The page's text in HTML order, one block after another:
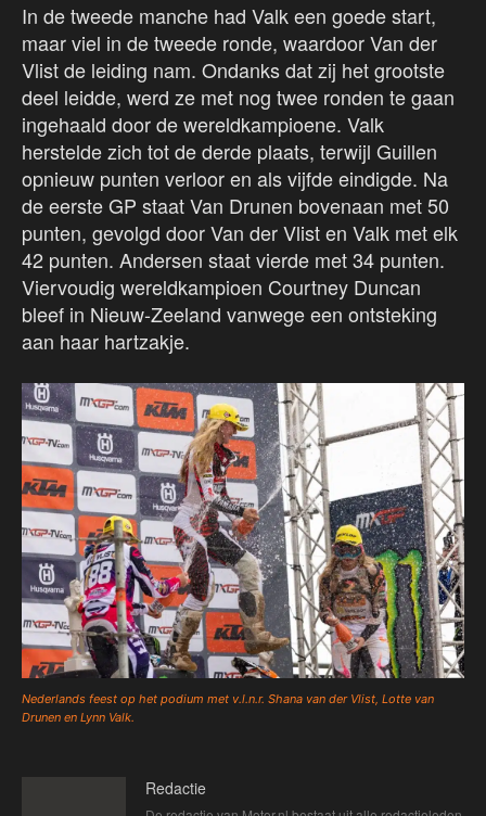
In de tweede manche had Valk een goede start,
maar viel in de tweede ronde, waardoor Van der
Vlist de leiding nam. Ondanks dat zij het grootste
deel leidde, werd ze met nog twee ronden te gaan
ingehaald door de wereldkampioene. Valk
herstelde zich tot de derde plaats, terwijl Guillen
opnieuw punten verloor en als vijfde eindigde. Na
de eerste GP staat Van Drunen bovenaan met 50
punten, gevolgd door Van der Vlist en Valk met elk
42 punten. Andersen staat vierde met 34 punten.
Viervoudig wereldkampioen Courtney Duncan
bleef in Nieuw-Zeeland vanwege een ontsteking
aan haar hartzakje.
Nederlands feest op het podium met v.l.n.r. Shana van der Vlist, Lotte van
Drunen en Lynn Valk.
Redactie